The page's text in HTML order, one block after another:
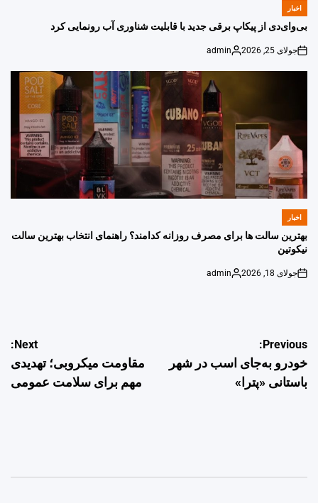
POSTED
اخبار
بی‌وای‌دی از پیکاپ برقی جدید با قابلیت شناوری آب رونمایی کرد
on
جولای 25, 2026
Posted
admin
POSTED
اخبار
بهترین سالت ها برای مصرف روزانه کدامند؟ راهنمای انتخاب بهترین سالت
نیکوتین
on
جولای 18, 2026
Posted
admin
راهبری
نوشته
Previous:
خودرو به‌جای اسب در شهر
باستانی «پترا»
Next:
مقاومت میکروبی؛ تهدیدی
مهم برای سلامت عمومی